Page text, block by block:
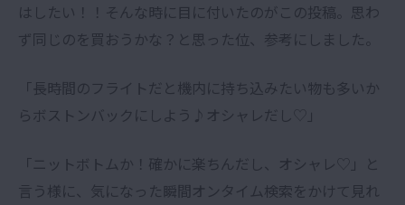
はしたい！！そんな時に目に付いたのがこの投稿。思わ
ず同じのを買おうかな？と思った位、参考にしました。
「長時間のフライトだと機内に持ち込みたい物も多いか
らボストンバックにしよう♪オシャレだし♡」
「ニットボトムか！確かに楽ちんだし、オシャレ♡」と
言う様に、気になった瞬間オンタイム検索をかけて見れ